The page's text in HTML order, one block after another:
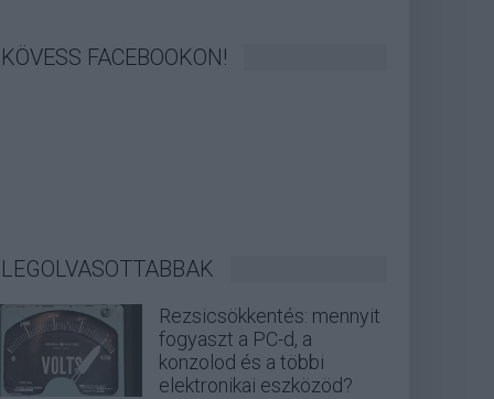
KÖVESS FACEBOOKON!
LEGOLVASOTTABBAK
Rezsicsökkentés: mennyit
fogyaszt a PC-d, a
konzolod és a többi
elektronikai eszközöd?